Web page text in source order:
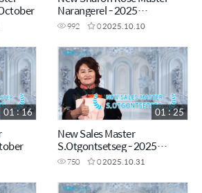
Narangerel - 2025
September
992 02025.10.10
01 : 16
New Sales Master
S.Otgontsetseg - 2025
October
750 02025.10.31
01 : 25